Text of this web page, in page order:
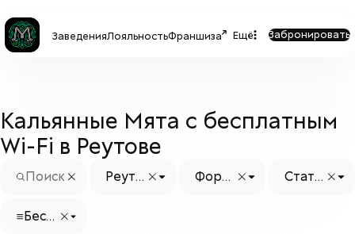
ЗаведенияЛояльностьФраншиза Ещё Забронировать
Кальянные Мята с бесплатным
Wi-Fi в Реутове
Реуто
Форм
Стату
Бесп